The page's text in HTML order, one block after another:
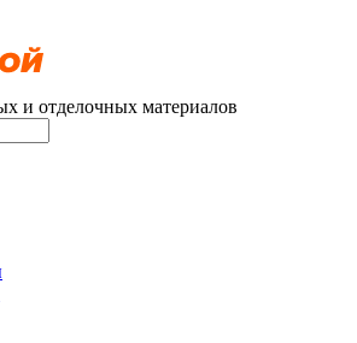
и отделочных материалов